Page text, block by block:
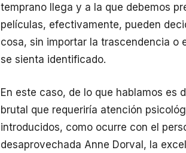
temprano llega y a la que debemos
películas, efectivamente, pueden
cosa, sin importar la trascendencia o
se sienta identificado.
En este caso, de lo que hablamos es
brutal que requeriría atención
introducidos, como ocurre con el
desaprovechada Anne Dorval, la